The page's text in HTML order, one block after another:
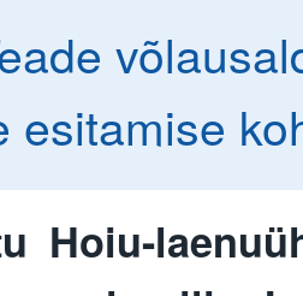
esitamise
Hoiu-